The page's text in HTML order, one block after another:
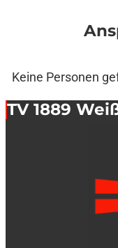
Keine Personen
TV 1889